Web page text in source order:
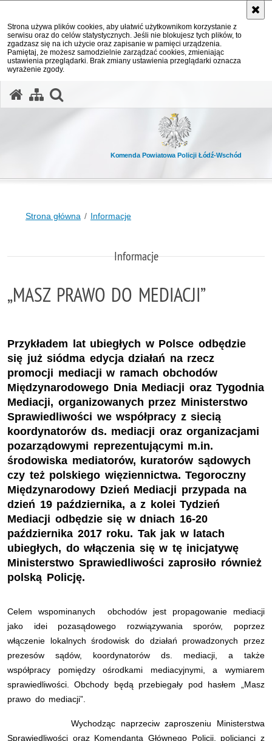
Strona używa plików cookies, aby ułatwić użytkownikom korzystanie z
serwisu oraz do celów statystycznych. Jeśli nie blokujesz tych plików, to
zgadzasz się na ich użycie oraz zapisanie w pamięci urządzenia.
Pamiętaj, że możesz samodzielnie zarządzać cookies, zmieniając
ustawienia przeglądarki. Brak zmiany ustawienia przeglądarki oznacza
wyrażenie zgody.
Komenda Powiatowa Policji Łódź-Wschód
Strona główna Informacje
Informacje
„MASZ PRAWO DO MEDIACJI”
Przykładem lat ubiegłych w Polsce odbędzie
się już siódma edycja działań na rzecz
promocji mediacji w ramach obchodów
Międzynarodowego Dnia Mediacji oraz Tygodnia
Mediacji, organizowanych przez Ministerstwo
Sprawiedliwości we współpracy z siecią
koordynatorów ds. mediacji oraz organizacjami
pozarządowymi reprezentującymi m.in.
środowiska mediatorów, kuratorów sądowych
czy też polskiego więziennictwa. Tegoroczny
Międzynarodowy Dzień Mediacji przypada na
dzień 19 października, a z kolei Tydzień
Mediacji odbędzie się w dniach 16-20
października 2017 roku. Tak jak w latach
ubiegłych, do włączenia się w tę inicjatywę
Ministerstwo Sprawiedliwości zaprosiło również
polską Policję.
Celem wspominanych obchodów jest propagowanie mediacji
jako idei pozasądowego rozwiązywania sporów, poprzez
włączenie lokalnych środowisk do działań prowadzonych przez
prezesów sądów, koordynatorów ds. mediacji, a także
współpracy pomiędzy ośrodkami mediacyjnymi, a wymiarem
sprawiedliwości. Obchody będą przebiegały pod hasłem „Masz
prawo do mediacji”.
Wychodząc naprzeciw zaproszeniu Ministerstwa
Sprawiedliwości oraz Komendanta Głównego Policji, policjanci z